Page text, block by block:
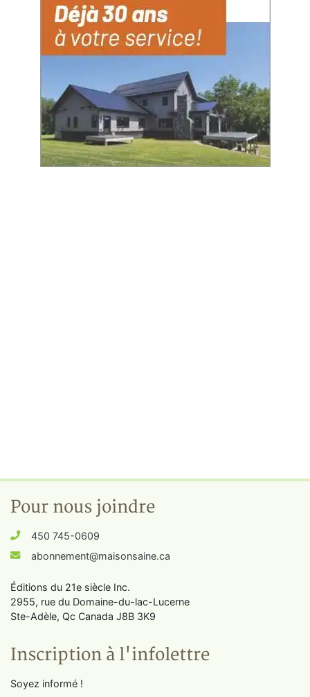
Pour nous joindre
450 745-0609
abonnement@maisonsaine.ca
Éditions du 21e siècle Inc.
2955, rue du Domaine-du-lac-Lucerne
Ste-Adèle, Qc Canada J8B 3K9
Inscription à l'infolettre
Soyez informé !